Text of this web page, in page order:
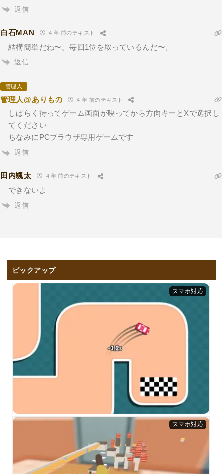
返信
白石MAN 4 年 前のテキスト
結構簡単だね〜。毎回1位を取っているんだ〜。
返信
管理人
管理人@ありもの 4 年 前のテキスト
しばらく待ってゲーム画面が映ってから方向キーとXで選択し
てください
ちなみにPCブラウザ専用ゲームです
返信
田内颯太 4 年 前のテキスト
できないよ
返信
ピックアップ